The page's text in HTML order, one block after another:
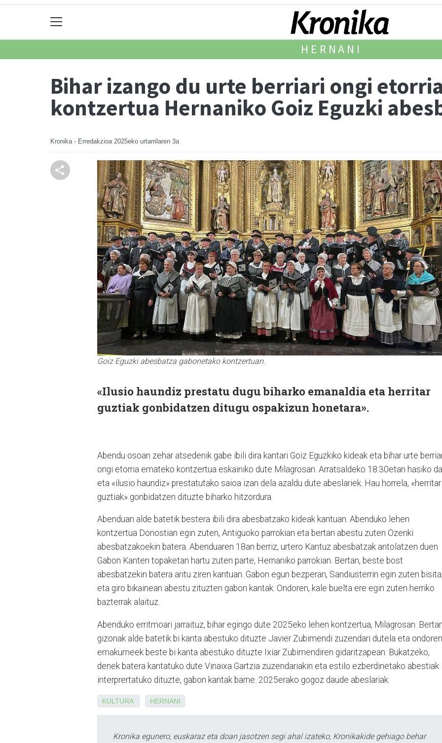
HERNANI
Bihar izango du urte berriari ongi
kontzertua Hernaniko Goiz Eguzki
Kronika - Erredakzioa 2025eko urtarrilaren 3a
Goiz Eguzki abesbatza gabonetako kontzertuan.
«Ilusio haundiz prestatu dugu biharko emanaldia eta herritar
guztiak gonbidatzen ditugu ospakizun honetara».
Abendu osoan zehar atsedenik gabe ibili dira kantari Goiz Eguzkiko kideak eta bihar urte
ongi etorria emateko kontzertua eskainiko dute Milagrosan. Arratsaldeko 18:30etan hasiko da
eta «ilusio haundiz» prestatutako saioa izan dela azaldu dute abeslariek. Hau horrela, «herritar
guztiak» gonbidatzen dituzte biharko hitzordura.
Abenduan alde batetik bestera ibili dira abesbatzako kideak kantuan. Abenduko lehen
kontzertua Donostian egin zuten, Antiguoko parrokian eta bertan abestu zuten Ozenki
abesbatzakoekin batera. Abenduaren 18an berriz, urtero Kantuz abesbatzak antolatzen duen
Gabon Kanten topaketan hartu zuten parte, Hernaniko parrokian. Bertan, beste bost
abesbatzekin batera aritu ziren kantuan. Gabon egun bezperan, Sandiusterrin egin zuten bisita,
eta giro bikainean abestu zituzten gabon kantak. Ondoren, kale buelta ere egin zuten herriko
bazterrak alaituz.
Abenduko erritmoari jarraituz, bihar egingo dute 2025eko lehen kontzertua, Milagrosan.
gizonak alde batetik bi kanta abestuko dituzte Javier Zubimendi zuzendari dutela eta ondoren
emakumeek beste bi kanta abestuko dituzte Ixiar Zubimendiren gidaritzapean. Bukatzeko,
denek batera kantatuko dute Vinaixa Gartzia zuzendariakin eta estilo ezberdinetako abestiak
interprertatuko dituzte, gabon kantak barne. 2025erako gogoz daude abeslariak.
KULTURA HERNANI
Kronika egunero, euskaraz eta doan jasotzen segi ahal izateko, Kronikakide gehiago behar